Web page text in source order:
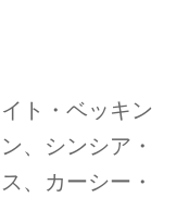
ト・ベッキン
、シンシア・
、カーシー・